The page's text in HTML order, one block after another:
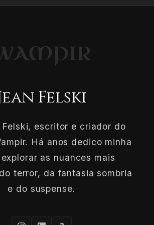
Felski
Felski, escritor e criador do
Há anos dedico minha
as nuances mais
terror, da fantasia sombria
e do suspense.